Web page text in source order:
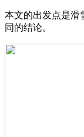
本文的出发点是滑
同的结论。